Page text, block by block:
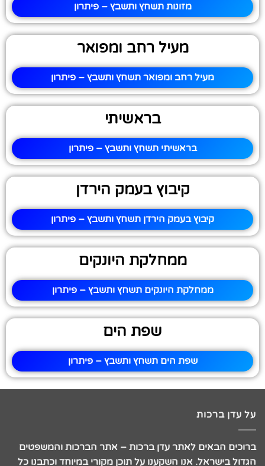
מזונות תשחץ ותשבץ – פיתרון
מעיל רחב ומפואר
מעיל רחב ומפואר תשחץ ותשבץ – פיתרון
בראשיתי
בראשיתי תשחץ ותשבץ – פיתרון
קיבוץ בעמק הירדן
קיבוץ בעמק הירדן תשחץ ותשבץ – פיתרון
ממחלקת היונקים
ממחלקת היונקים תשחץ ותשבץ – פיתרון
שפת הים
שפת הים תשחץ ותשבץ – פיתרון
על עדן ברכות
ברוכים הבאים לאתר עדן ברכות – אתר הברכות והמשפטים
הגדול בישראל. אנו השקענו על תוכן מקורי במיוחד וכתבנו כל